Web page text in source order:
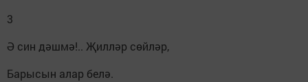
3
Ә син дәшмә!.. Җилләр сөйләр,
Барысын алар белә.